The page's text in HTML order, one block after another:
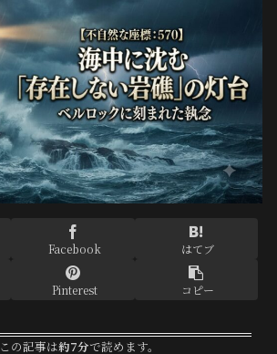
Facebook はてブ
Pinterest コピー
この記事は約7分で読めます。